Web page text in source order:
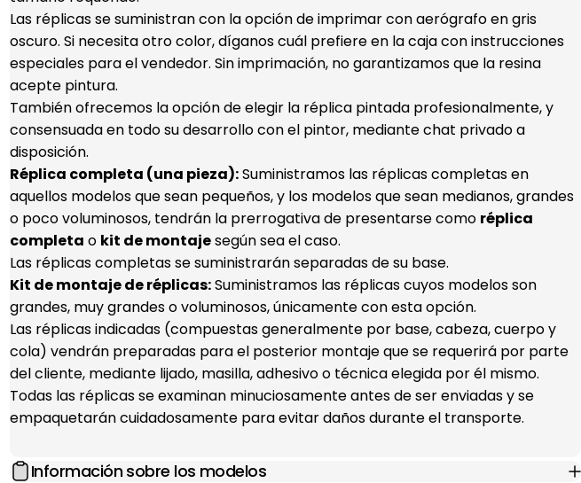
Las réplicas se suministran con la opción de imprimar con aerógrafo en gris
oscuro. Si necesita otro color, díganos cuál prefiere en la caja con instrucciones
especiales para el vendedor. Sin imprimación, no garantizamos que la resina
acepte pintura.
También ofrecemos la opción de elegir la réplica pintada profesionalmente, y
consensuada en todo su desarrollo con el pintor, mediante chat privado a
disposición.
Réplica completa (una pieza):Suministramos las réplicas completas en
aquellos modelos que sean pequeños, y los modelos que sean medianos, grandes
o poco voluminosos, tendrán la prerrogativa de presentarse como réplica
completa o kit de montajesegún sea el caso.
Las réplicas completas se suministrarán separadas de su base.
Kit de montaje de réplicas:Suministramos las réplicas cuyos modelos son
grandes, muy grandes o voluminosos, únicamente con esta opción.
Las réplicas indicadas (compuestas generalmente por base, cabeza, cuerpo y
cola) vendrán preparadas para el posterior montaje que se requerirá por parte
del cliente, mediante lijado, masilla, adhesivo o técnica elegida por él mismo.
Todas las réplicas se examinan minuciosamente antes de ser enviadas y se
empaquetarán cuidadosamente para evitar daños durante el transporte.
Información sobre los modelos